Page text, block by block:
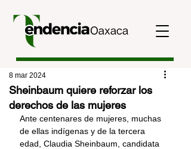
Sheinbaum quiere reforzar los
derechos de las mujeres
8 mar 2024
Ante centenares de mujeres, muchas
de ellas indígenas y de la tercera
edad, Claudia Sheinbaum, candidata